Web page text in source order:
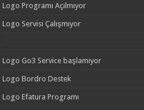
Logo Programı Açılmıyor
Logo Servisi Çalışmıyor
Logo Go3 Service başlamıyor
Logo Bordro Destek
Logo Efatura Programı